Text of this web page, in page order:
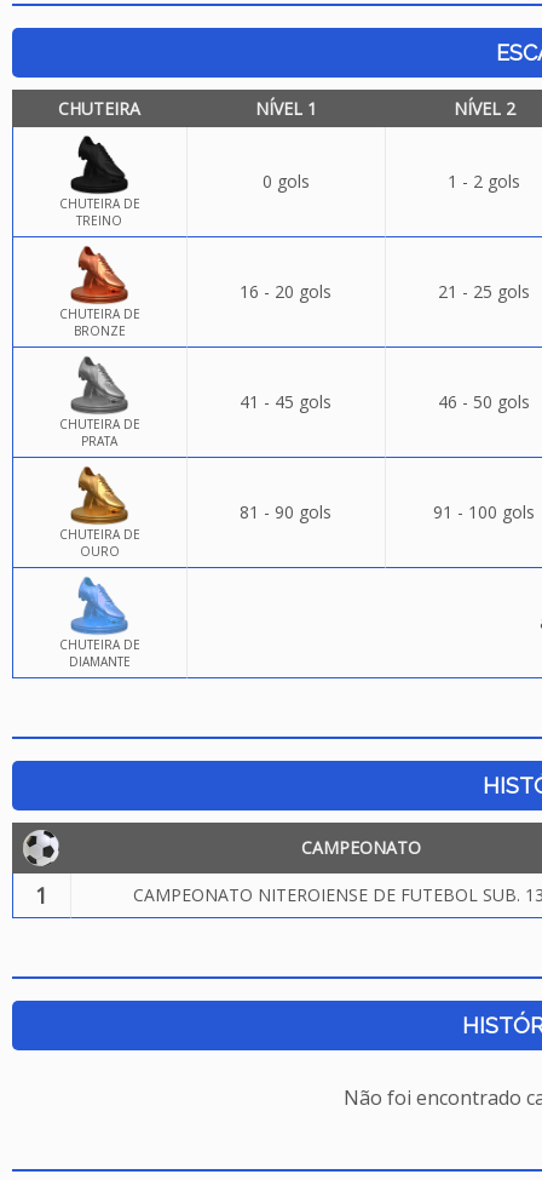
CHUTEIRA NÍVEL 1 NÍVEL 2
CHUTEIRA DE
TREINO
0 gols 1 - 2 gols
CHUTEIRA DE
BRONZE
16 - 20 gols 21 - 25 gols
CHUTEIRA DE
PRATA
41 - 45 gols 46 - 50 gols
CHUTEIRA DE
OURO
81 - 90 gols 91 - 100 gols
CHUTEIRA DE
DIAMANTE
CAMPEONATO
1 CAMPEONATO NITEROIENSE DE FUTEBOL SUB.
Não foi encontrado